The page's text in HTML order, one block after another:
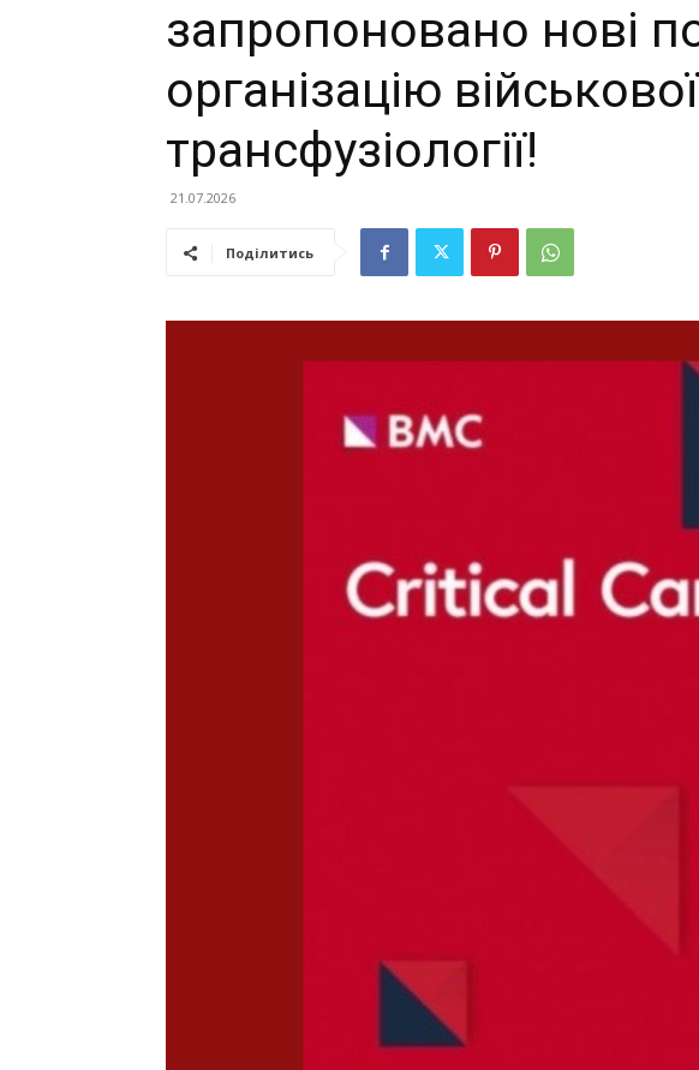
запропоновано нові
організацію військової
трансфузіології!
21.07.2026
Поділитись